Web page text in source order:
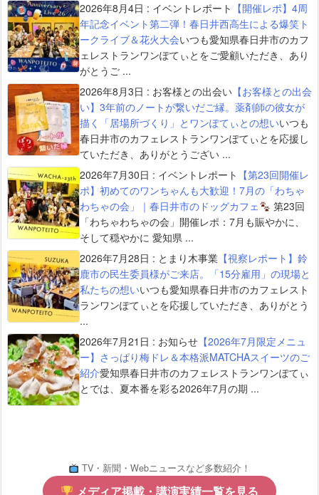
2026年8月4日 : イベントレポート 【開催レポ】4周
年記念イベント第二弾！春日井西高生による爆笑ト
ークライブ＆花火大会いつも愛知県春日井市のカフ
ェレストランワンぽてぃとをご愛顧いただき、あり
がとうご ...
2026年8月3日 : お客様との出会い 【お客様との出会
い】3年前のノートが繋いだご縁。薬剤師の彼女が
描く「居場所づくり」とワンぽてぃとの想いいつも
春日井市のカフェレストランワンぽてぃとを応援し
ていただき、ありがとうござい ...
2026年7月30日 : イベントレポート 【第23回開催レ
ポ】初めてのワンちゃんも大歓迎！7月の「わちゃ
わちゃの会」｜春日井市のドッグカフェ
第23回
「わちゃわちゃの会」開催レポ：7月も賑やかに、
そして穏やかに 愛知県 ...
2026年7月28日 : とまり木事業 【視察レポート】鈴
鹿市の民生委員様がご来店。「15分雇用」の現場と
私たちの想いいつも愛知県春日井市のカフェレスト
ランワンぽてぃとを応援していただき、ありがとう
...
2026年7月21日 : お知らせ 【2026年7月限定メニュ
ー】さっぱり梅ドレ＆本格派MATCHAスイーツのご
紹介愛知県春日井市のカフェレストランワンぽてぃ
とでは、夏本番を彩る2026年7月の期 ...
TV・新聞・Webニュースなど多数紹介！
メディア掲載・講演実績一覧を見る